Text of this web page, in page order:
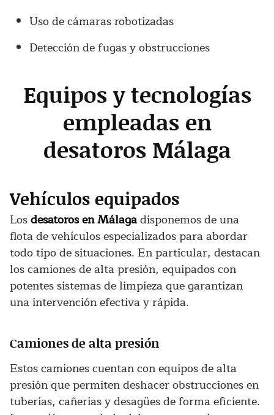
Uso de cámaras robotizadas
Detección de fugas y obstrucciones
Equipos y tecnologías
empleadas en
desatoros Málaga
Vehículos equipados
Losdesatoros en Málagadisponemos de una
flota de vehículos especializados para abordar
todo tipo de situaciones. En particular, destacan
los camiones de alta presión, equipados con
potentes sistemas de limpieza que garantizan
una intervención efectiva y rápida.
Camiones de alta presión
Estos camiones cuentan con equipos de alta
presión que permiten deshacer obstrucciones en
tuberías, cañerías y desagües de forma eficiente.